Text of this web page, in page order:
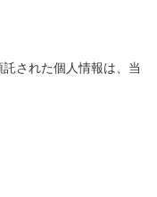
された個人情報は、当